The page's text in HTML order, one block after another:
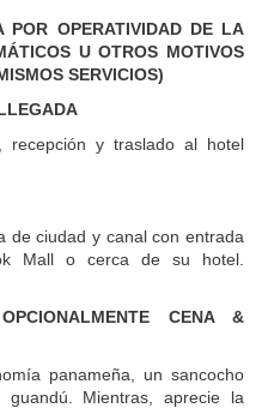
POR OPERATIVIDAD DE LA
U OTROS MOTIVOS
SERVICIOS)
recepción y traslado al hotel
de ciudad y canal con entrada
Mall o cerca de su hotel.
CENA &
panameña, un sancocho
Mientras, aprecie la